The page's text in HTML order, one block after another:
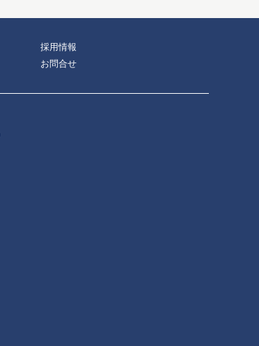
採用情報
お問合せ